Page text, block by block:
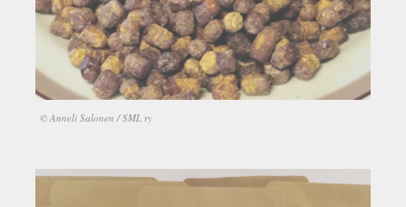
© Anneli Salonen / SML ry